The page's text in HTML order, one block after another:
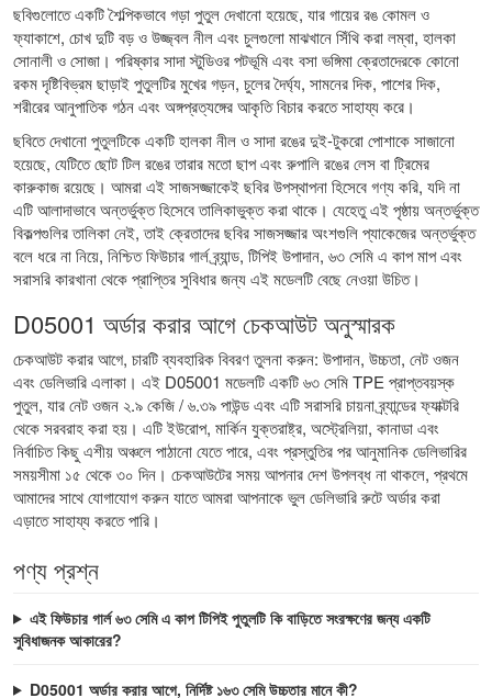
ছবিগুলোতে একটি শৈল্পিকভাবে গড়া পুতুল দেখানো হয়েছে, যার গায়ের রঙ কোমল ও
ফ্যাকাশে, চোখ দুটি বড় ও উজ্জ্বল নীল এবং চুলগুলো মাঝখানে সিঁথি করা লম্বা, হালকা
সোনালী ও সোজা। পরিষ্কার সাদা স্টুডিওর পটভূমি এবং বসা ভঙ্গিমা ক্রেতাদেরকে কোনো
রকম দৃষ্টিবিভ্রম ছাড়াই পুতুলটির মুখের গড়ন, চুলের দৈর্ঘ্য, সামনের দিক, পাশের দিক,
শরীরের আনুপাতিক গঠন এবং অঙ্গপ্রত্যঙ্গের আকৃতি বিচার করতে সাহায্য করে।
ছবিতে দেখানো পুতুলটিকে একটি হালকা নীল ও সাদা রঙের দুই-টুকরো পোশাকে সাজানো
হয়েছে, যেটিতে ছোট টিল রঙের তারার মতো ছাপ এবং রুপালি রঙের লেস বা ট্রিমের
কারুকাজ রয়েছে। আমরা এই সাজসজ্জাকেই ছবির উপস্থাপনা হিসেবে গণ্য করি, যদি না
এটি আলাদাভাবে অন্তর্ভুক্ত হিসেবে তালিকাভুক্ত করা থাকে। যেহেতু এই পৃষ্ঠায় অন্তর্ভুক্ত
বিকল্পগুলির তালিকা নেই, তাই ক্রেতাদের ছবির সাজসজ্জার অংশগুলি প্যাকেজের অন্তর্ভুক্ত
বলে ধরে না নিয়ে, নিশ্চিত ফিউচার গার্ল ব্র্যান্ড, টিপিই উপাদান, ৬৩ সেমি এ কাপ মাপ এবং
সরাসরি কারখানা থেকে প্রাপ্তির সুবিধার জন্য এই মডেলটি বেছে নেওয়া উচিত।
D05001 অর্ডার করার আগে চেকআউট অনুস্মারক
চেকআউট করার আগে, চারটি ব্যবহারিক বিবরণ তুলনা করুন: উপাদান, উচ্চতা, নেট ওজন
এবং ডেলিভারি এলাকা। এই D05001 মডেলটি একটি ৬৩ সেমি TPE প্রাপ্তবয়স্ক
পুতুল, যার নেট ওজন ২.৯ কেজি / ৬.৩৯ পাউন্ড এবং এটি সরাসরি চায়না ব্র্যান্ডের ফ্যাক্টরি
থেকে সরবরাহ করা হয়। এটি ইউরোপ, মার্কিন যুক্তরাষ্ট্র, অস্ট্রেলিয়া, কানাডা এবং
নির্বাচিত কিছু এশীয় অঞ্চলে পাঠানো যেতে পারে, এবং প্রস্তুতির পর আনুমানিক ডেলিভারির
সময়সীমা ১৫ থেকে ৩০ দিন। চেকআউটের সময় আপনার দেশ উপলব্ধ না থাকলে, প্রথমে
আমাদের সাথে যোগাযোগ করুন যাতে আমরা আপনাকে ভুল ডেলিভারি রুটে অর্ডার করা
এড়াতে সাহায্য করতে পারি।
পণ্য প্রশ্ন
এই ফিউচার গার্ল ৬৩ সেমি এ কাপ টিপিই পুতুলটি কি বাড়িতে সংরক্ষণের জন্য একটি
সুবিধাজনক আকারের?
D05001 অর্ডার করার আগে, নির্দিষ্ট ১৬৩ সেমি উচ্চতার মানে কী?